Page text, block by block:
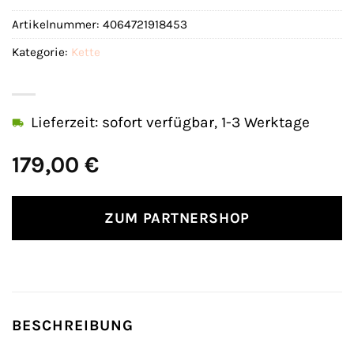
179,00 €
Lieferzeit: sofort verfügbar, 1-3 Werktage
ZUM PARTNERSHOP
Artikelnummer: 4064721918453
Kategorie: Kette
BESCHREIBUNG